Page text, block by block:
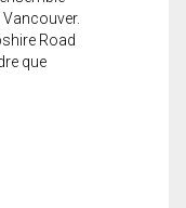
Road
que